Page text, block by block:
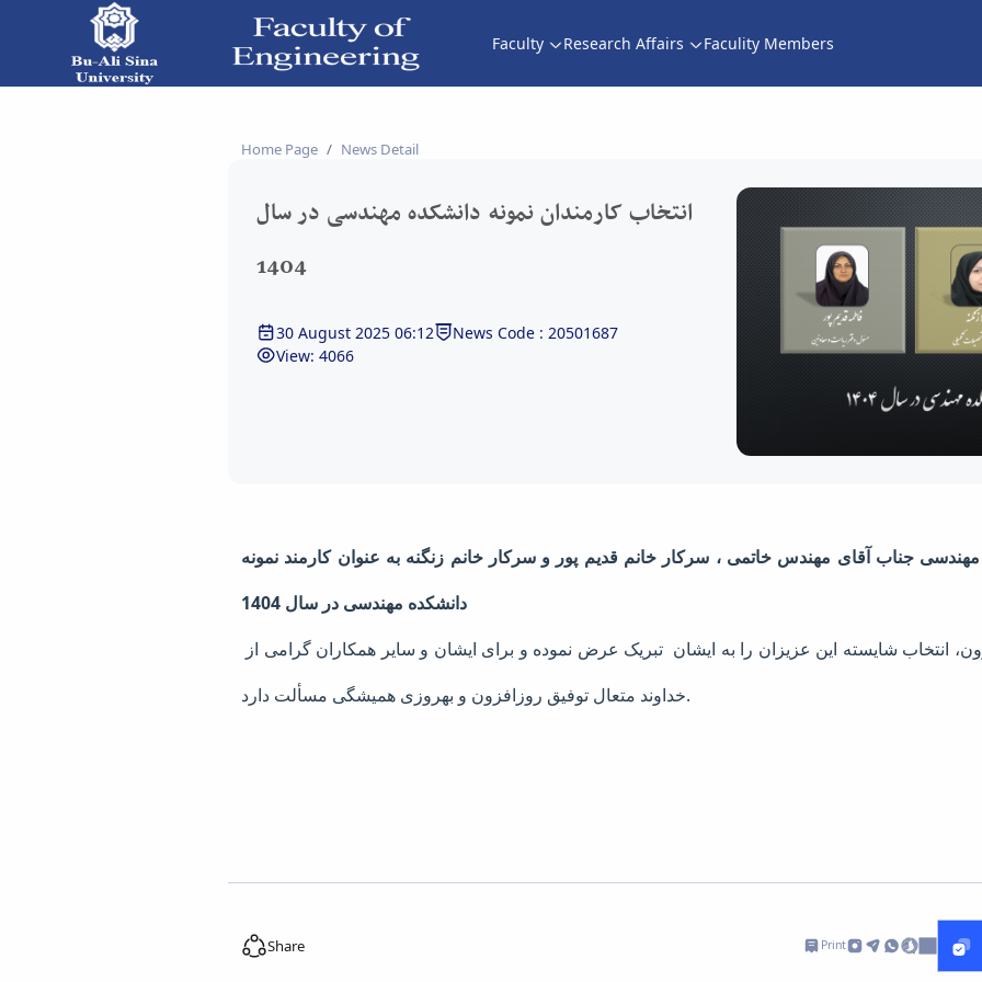
Faculty Research Affairs Faculity Members
انتخاب کارمندان نمونه دانشکده مهندسی در سال 1404 - دانشکده فنی و مهندسی Home Page News Detail
انتخاب کارمندان نمونه دانشکده مهندسی در سال
1404
30 August 2025 06:12
News Code : 20501687
View: 4066
جناب آقای مهندس خاتمی ، سرکار خانم قدیم پور و سرکار خانم زنگنه به عنوان کارمند نمونه
دانشکده مهندسی در سال 1404
خداوند متعال توفیق روزافزون و بهروزی همیشگی مسألت دارد.
Share Print